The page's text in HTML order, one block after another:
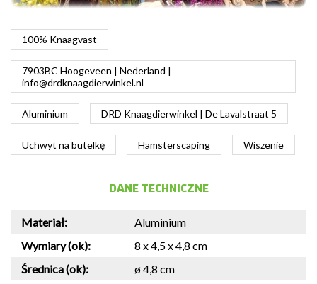
100% Knaagvast
7903BC Hoogeveen | Nederland |
info@drdknaagdierwinkel.nl
Aluminium DRD Knaagdierwinkel | De Lavalstraat 5
Uchwyt na butelkę Hamsterscaping Wiszenie
DANE TECHNICZNE
Materiał:
Aluminium
Wymiary (ok):
8 x 4,5 x 4,8 cm
Średnica (ok):
ø 4,8 cm